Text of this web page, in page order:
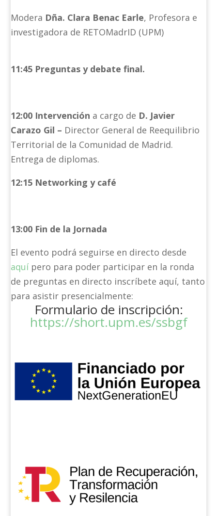
Modera Dña. Clara Benac Earle, Profesora e
investigadora de RETOMadrID (UPM)
11:45 Preguntas y debate final.
12:00 Intervención a cargo de D. Javier
Carazo Gil – Director General de Reequilibrio
Territorial de la Comunidad de Madrid.
Entrega de diplomas.
12:15 Networking y café
13:00 Fin de la Jornada
El evento podrá seguirse en directo desde
aquí pero para poder participar en la ronda
de preguntas en directo inscríbete aquí, tanto
para asistir presencialmente:
Formulario de inscripción:
https://short.upm.es/ssbgf